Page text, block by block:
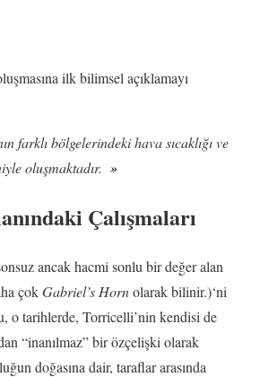
ilk bilimsel açıklamayı
farklı bölgelerindeki hava sıcaklığı ve
oluşmaktadır. »
Çalışmaları
ancak hacmi sonlu bir değer alan
çokGabriel’s Hornolarak bilinir.)‘ni
o tarihlerde, Torricelli’nin kendisi de
“inanılmaz” bir özçelişki olarak
doğasına dair, taraflar arasında